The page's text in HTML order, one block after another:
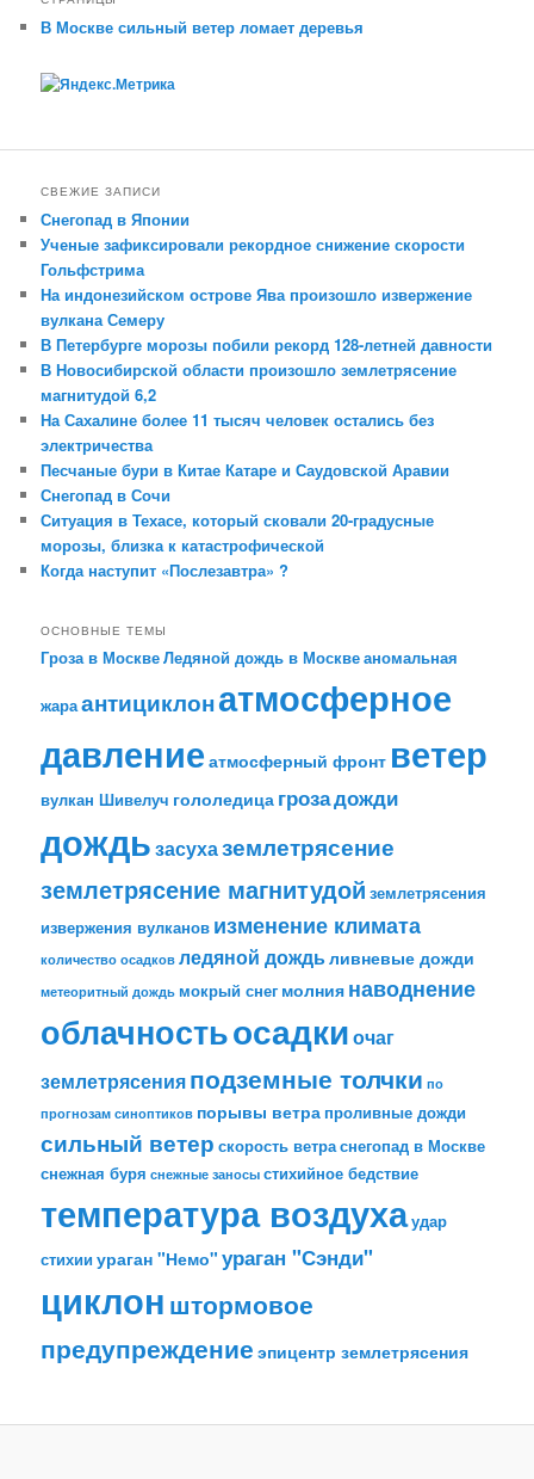
В Москве сильный ветер ломает деревья
СВЕЖИЕ ЗАПИСИ
Снегопад в Японии
Ученые зафиксировали рекордное снижение скорости
Гольфстрима
На индонезийском острове Ява произошло извержение
вулкана Семеру
В Петербурге морозы побили рекорд 128-летней давности
В Новосибирской области произошло землетрясение
магнитудой 6,2
На Сахалине более 11 тысяч человек остались без
электричества
Песчаные бури в Китае Катаре и Саудовской Аравии
Снегопад в Сочи
Ситуация в Техасе, который сковали 20-градусные
морозы, близка к катастрофической
Когда наступит «Послезавтра» ?
ОСНОВНЫЕ ТЕМЫ
Гроза в МосквеЛедяной дождь в Москвеаномальная
жараантициклонатмосферное
давление атмосферный фронт ветер
вулкан Шивелуч гололедица грозадожди
дождьзасухаземлетрясение
землетрясение магнитудой землетрясения
извержения вулканов изменение климата
количество осадков ледяной дождьливневые дожди
метеоритный дождь мокрый снег молния наводнение
облачностьосадкиочаг
землетрясенияподземные толчки по
прогнозам синоптиков порывы ветра проливные дожди
сильный ветер скорость ветраснегопад в Москве
снежная буря снежные заносы стихийное бедствие
температура воздухаудар
стихии ураган "Немо" ураган "Сэнди"
циклон штормовое
предупреждение эпицентр землетрясения